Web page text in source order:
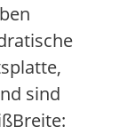
sind